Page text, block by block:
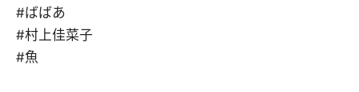
#ばばあ
#村上佳菜子
#魚